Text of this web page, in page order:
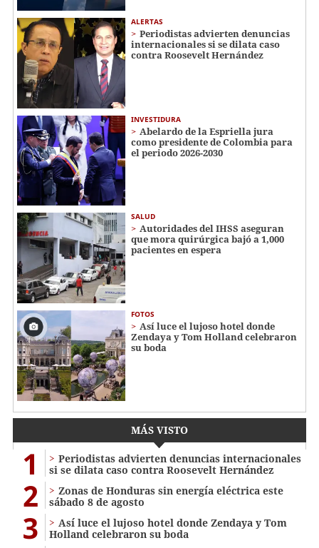
ALERTAS
Periodistas advierten denuncias
internacionales si se dilata caso
contra Roosevelt Hernández
INVESTIDURA
Abelardo de la Espriella jura
como presidente de Colombia para
el periodo 2026-2030
SALUD
Autoridades del IHSS aseguran
que mora quirúrgica bajó a 1,000
pacientes en espera
FOTOS
Así luce el lujoso hotel donde
Zendaya y Tom Holland celebraron
su boda
MÁS VISTO
1
Periodistas advierten denuncias internacionales
si se dilata caso contra Roosevelt Hernández
2
Zonas de Honduras sin energía eléctrica este
sábado 8 de agosto
3
Así luce el lujoso hotel donde Zendaya y Tom
Holland celebraron su boda